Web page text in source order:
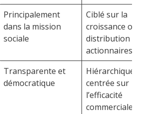
Principalement
dans la mission
sociale
Ciblé sur la
croissance ou
distribution
actionnaires
Transparente et
démocratique
Hiérarchique
centrée sur
l’efficacité
commerciale